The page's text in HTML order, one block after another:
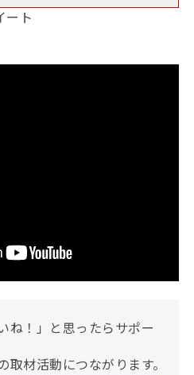
ート
ね！」と思ったらサポー
材活動につながります。